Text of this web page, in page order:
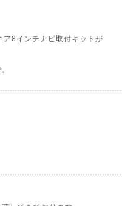
8インチナビ取付キットが